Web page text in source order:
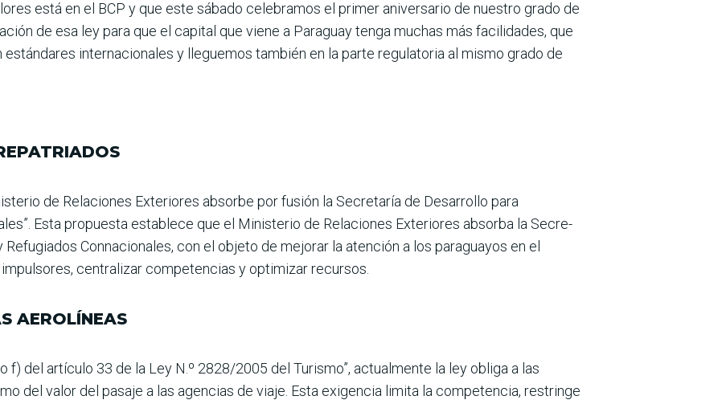
está en el BCP y que este sábado cele­bramos el primer aniversario de nuestro grado de
de esa ley para que el capital que viene a Paraguay tenga muchas más facilida­des, que
internacionales y lleguemos también en la parte regulato­ria al mismo grado de
de Rela­ciones Exteriores absorbe por fusión la Secretaría de Desarrollo para
Esta propuesta establece que el Ministerio de Relaciones Exteriores absorba la Secre­
Con­nacionales, con el objeto de mejorar la atención a los para­guayos en el
centralizar competencias y optimizar recursos.
AEROLÍNEAS
f) del artículo 33 de la Ley N.º 2828/2005 del Turismo”, actualmente la ley obliga a las
del valor del pasaje a las agen­cias de viaje. Esta exigencia limita la competencia, res­tringe